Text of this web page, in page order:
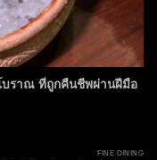
บราณ ที่ถูกคืนชีพผ่านฝีมือ
FINE DINING